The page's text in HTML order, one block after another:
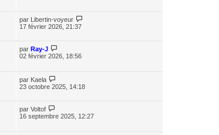
par Libertin-voyeur
17 février 2026, 21:37
par Ray-J
02 février 2026, 18:56
par Kaela
23 octobre 2025, 14:18
par Voltof
16 septembre 2025, 12:27